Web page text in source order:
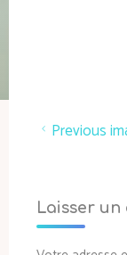
Previous
Laisser un